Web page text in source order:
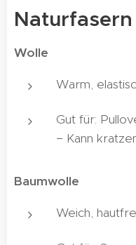
Wolle
Warm,
Gut für:
− Kann
Baumwolle
Weich,